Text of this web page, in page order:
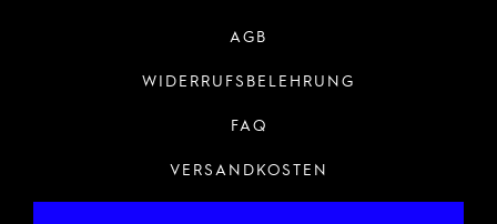
AGB
WIDERRUFSBELEHRUNG
FAQ
VERSANDKOSTEN